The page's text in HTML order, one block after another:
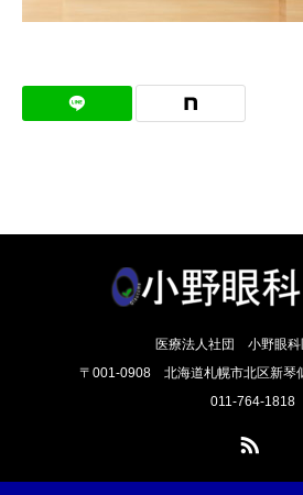
医療法人社団 小野眼科
〒001-0908 北海道札幌市北区新琴
011-764-1818